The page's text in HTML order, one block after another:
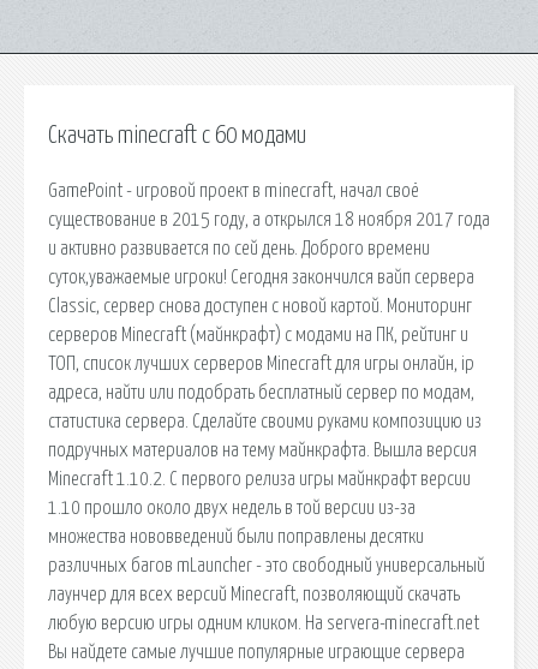
Скачать minecraft с 60 модами
GamePoint - игровой проект в minecraft, начал своё
существование в 2015 году, а открылся 18 ноября 2017 года
и активно развивается по сей день. Доброго времени
суток,уважаемые игроки! Сегодня закончился вайп сервера
Classic, сервер снова доступен с новой картой. Мониторинг
серверов Minecraft (майнкрафт) с модами на ПК, рейтинг и
ТОП, список лучших серверов Minecraft для игры онлайн, ip
адреса, найти или подобрать бесплатный сервер по модам,
статистика сервера. Сделайте своими руками композицию из
подручных материалов на тему майнкрафта. Вышла версия
Minecraft 1.10.2. С первого релиза игры майнкрафт версии
1.10 прошло около двух недель в той версии из-за
множества нововведений были поправлены десятки
различных багов mLauncher - это свободный универсальный
лаунчер для всех версий Minecraft, позволяющий скачать
любую версию игры одним кликом. На servera-minecraft.net
Вы найдете самые лучшие популярные играющие сервера